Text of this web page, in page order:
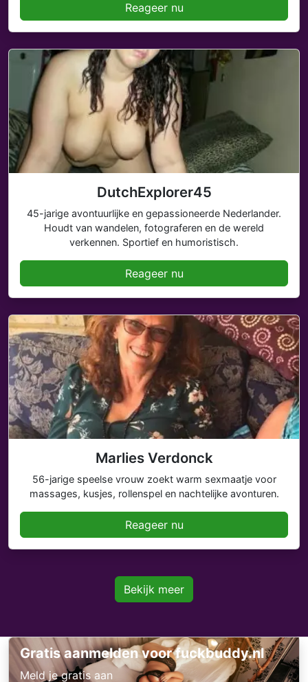
Reageer nu
DutchExplorer45
45-jarige avontuurlijke en gepassioneerde Nederlander.
Houdt van wandelen, fotograferen en de wereld
verkennen. Sportief en humoristisch.
Reageer nu
Marlies Verdonck
56-jarige speelse vrouw zoekt warm sexmaatje voor
massages, kusjes, rollenspel en nachtelijke avonturen.
Reageer nu
Bekijk meer
Gratis aanmelden voor fuckbuddy.nl
Meld je gratis aan